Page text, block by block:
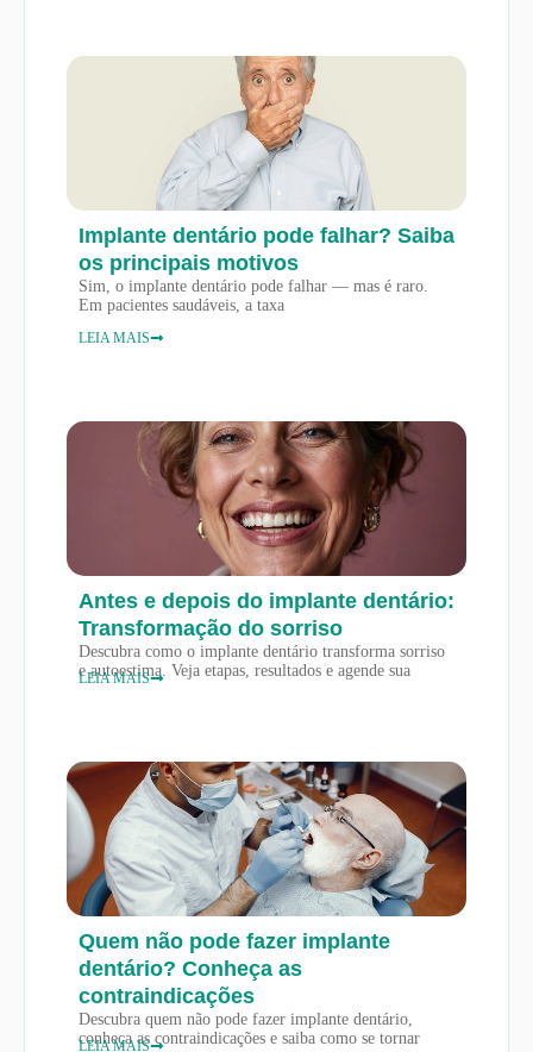
Implante dentário pode falhar? Saiba
os principais motivos
Sim, o implante dentário pode falhar — mas é raro.
Em pacientes saudáveis, a taxa
LEIA MAIS
Antes e depois do implante dentário:
Transformação do sorriso
Descubra como o implante dentário transforma sorriso
e autoestima. Veja etapas, resultados e agende sua
LEIA MAIS
Quem não pode fazer implante
dentário? Conheça as
contraindicações
Descubra quem não pode fazer implante dentário,
conheça as contraindicações e saiba como se tornar
LEIA MAIS